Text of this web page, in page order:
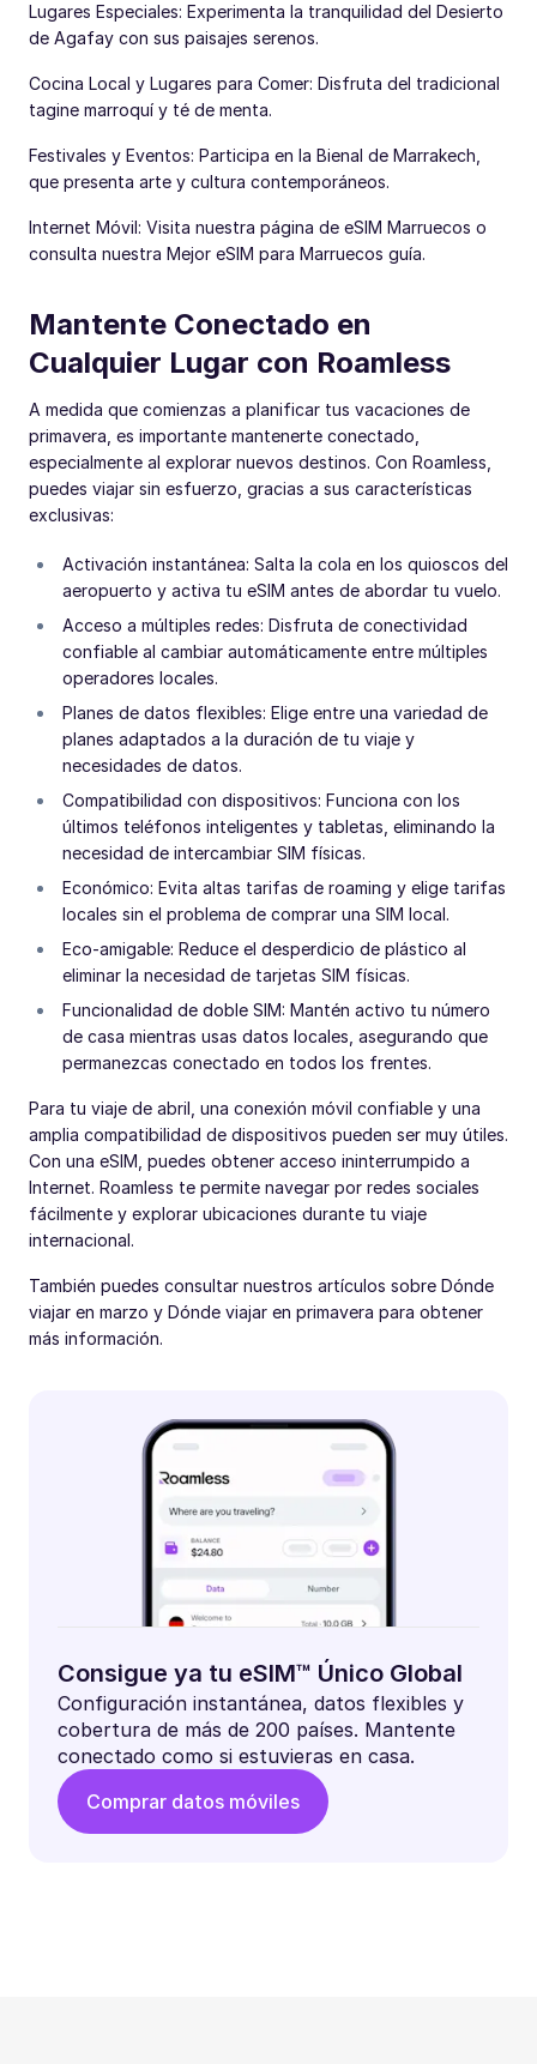
Lugares Especiales: Experimenta la tranquilidad del Desierto
de Agafay con sus paisajes serenos.
Cocina Local y Lugares para Comer: Disfruta del tradicional
tagine marroquí y té de menta.
Festivales y Eventos: Participa en la Bienal de Marrakech,
que presenta arte y cultura contemporáneos.
Internet Móvil: Visita nuestra página de eSIM Marruecos o
consulta nuestra Mejor eSIM para Marruecos guía.
Mantente Conectado en
Cualquier Lugar con Roamless
A medida que comienzas a planificar tus vacaciones de
primavera, es importante mantenerte conectado,
especialmente al explorar nuevos destinos. Con Roamless,
puedes viajar sin esfuerzo, gracias a sus características
exclusivas:
Activación instantánea: Salta la cola en los quioscos del
aeropuerto y activa tu eSIM antes de abordar tu vuelo.
Acceso a múltiples redes: Disfruta de conectividad
confiable al cambiar automáticamente entre múltiples
operadores locales.
Planes de datos flexibles: Elige entre una variedad de
planes adaptados a la duración de tu viaje y
necesidades de datos.
Compatibilidad con dispositivos: Funciona con los
últimos teléfonos inteligentes y tabletas, eliminando la
necesidad de intercambiar SIM físicas.
Económico: Evita altas tarifas de roaming y elige tarifas
locales sin el problema de comprar una SIM local.
Eco-amigable: Reduce el desperdicio de plástico al
eliminar la necesidad de tarjetas SIM físicas.
Funcionalidad de doble SIM: Mantén activo tu número
de casa mientras usas datos locales, asegurando que
permanezcas conectado en todos los frentes.
Para tu viaje de abril, una conexión móvil confiable y una
amplia compatibilidad de dispositivos pueden ser muy útiles.
Con una eSIM, puedes obtener acceso ininterrumpido a
Internet. Roamless te permite navegar por redes sociales
fácilmente y explorar ubicaciones durante tu viaje
internacional.
También puedes consultar nuestros artículos sobre Dónde
viajar en marzo y Dónde viajar en primavera para obtener
más información.
Consigue ya tu eSIM™ Único Global
Configuración instantánea, datos flexibles y
cobertura de más de 200 países. Mantente
conectado como si estuvieras en casa.
Comprar datos móviles